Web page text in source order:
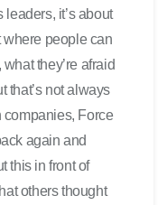
it’s about
people can
they’re afraid
that’s not always
Force
again and
this in front of
others thought